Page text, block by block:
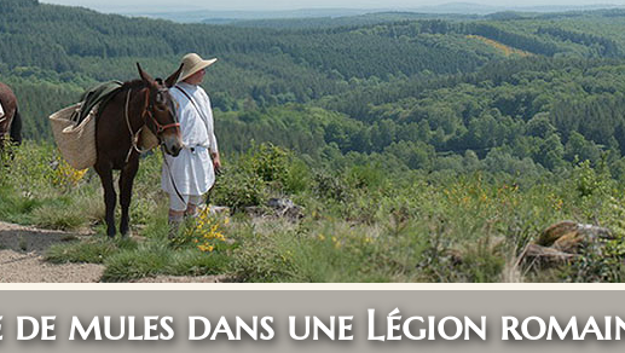
de mules dans une Légion